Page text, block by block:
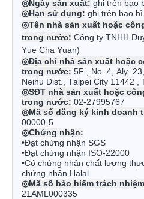
◎Ngày sản xuất: ghi trên bao
◎Hạn sử dụng: ghi trên bao
◎Tên nhà sản xuất hoặc
trong nước: Công ty TNHH
Yue Cha Yuan)
◎Địa chỉ nhà sản xuất hoặc
trong nước: 5F., No. 4, Aly.
Neihu Dist., Taipei City 11442 ,
◎SĐT nhà sản xuất hoặc
trong nước: 02-27995767
◎Mã số đăng ký kinh doanh
00000-5
◎Chứng nhận:
•Đạt chứng nhận SGS
•Đạt chứng nhận ISO-22000
•Có chứng nhận chất lượng
chứng nhận Halal
◎Mã số bảo hiểm trách
21AML000335